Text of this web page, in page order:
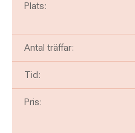
Plats:
Antal träffar:
Tid:
Pris: